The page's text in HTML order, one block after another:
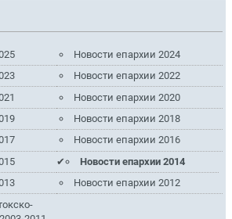
Новости епархии 2024
Новости епархии 2022
Новости епархии 2020
Новости епархии 2018
Новости епархии 2016
Новости епархии 2014
Новости епархии 2012